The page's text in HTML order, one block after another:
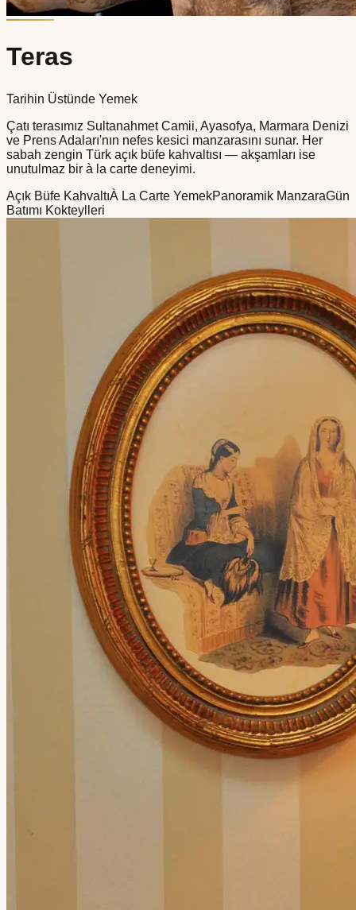
Teras
Tarihin Üstünde Yemek
Çatı terasımız Sultanahmet Camii, Ayasofya, Marmara Denizi
ve Prens Adaları'nın nefes kesici manzarasını sunar. Her
sabah zengin Türk açık büfe kahvaltısı — akşamları ise
unutulmaz bir à la carte deneyimi.
Açık Büfe KahvaltıÀ La Carte YemekPanoramik ManzaraGün
Batımı Kokteylleri